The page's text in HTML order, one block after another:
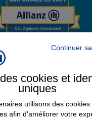
de la vie
Agence
SAINT ANGEL
sur une période de 6 mois
Continuer
cookies et
uniques
utilisons des cookies
afin d'améliorer votre